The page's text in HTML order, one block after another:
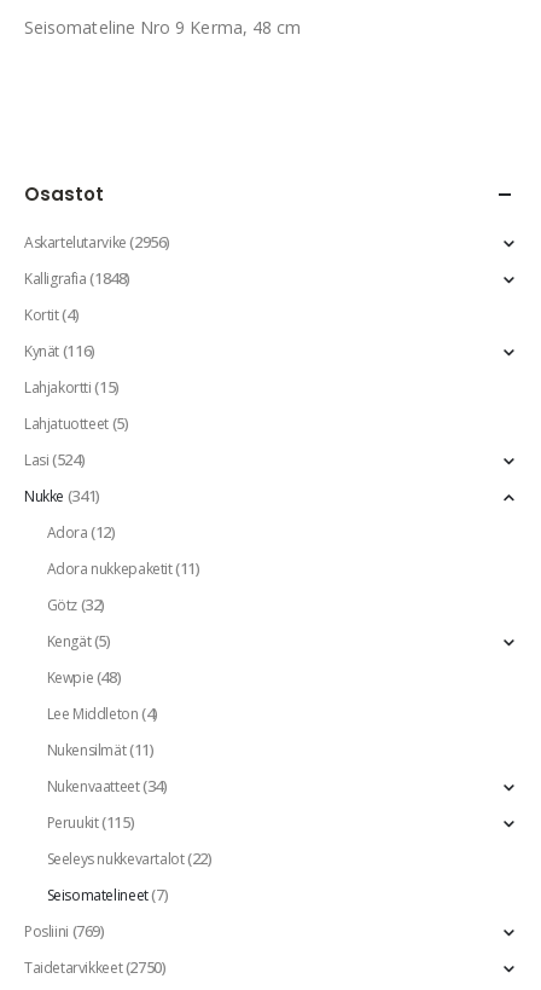
Seisomateline Nro 9 Kerma, 48 cm
Osastot
Askartelutarvike(2956)
Kalligrafia(1848)
Kortit(4)
Kynät(116)
Lahjakortti(15)
Lahjatuotteet(5)
Lasi(524)
Nukke (341)
Adora(12)
Adora nukkepaketit(11)
Götz(32)
Kengät(5)
Kewpie(48)
Lee Middleton(4)
Nukensilmät(11)
Nukenvaatteet(34)
Peruukit(115)
Seeleys nukkevartalot(22)
Seisomatelineet(7)
Posliini (769)
Taidetarvikkeet(2750)